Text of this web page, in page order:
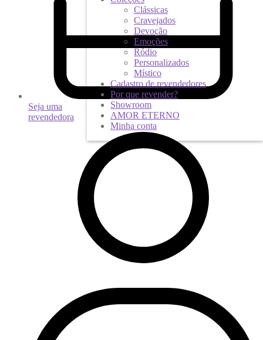
Seja uma
revendedora
Clássicas
Cravejados
Devoção
Emoções
Ródio
Personalizados
Místico
Cadastro de revendedores
Por que revender?
Showroom
AMOR ETERNO
Minha conta